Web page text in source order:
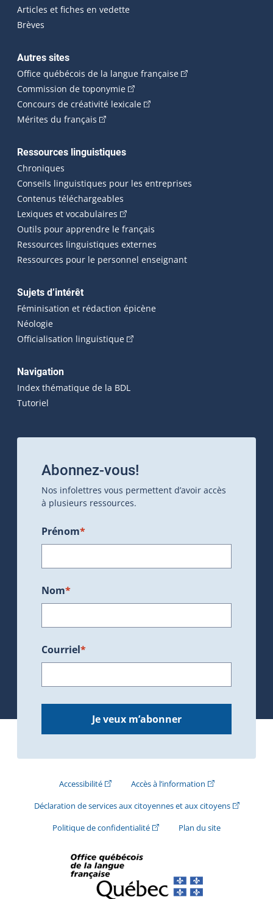
Articles et fiches en vedette
Brèves
Autres sites
Office québécois de la langue française(Cet hyperlien
Commission de toponymie(Cet hyperlien externe s'ouvrira
Concours de créativité lexicale(Cet hyperlien externe
Mérites du français (Cet hyperlien externe s'ouvrira dans une
Ressources linguistiques
Chroniques
Conseils linguistiques pour les entreprises
Contenus téléchargeables
Lexiques et vocabulaires (Cet hyperlien externe s'ouvrira
Outils pour apprendre le français
Ressources linguistiques externes
Ressources pour le personnel enseignant
Sujets d’intérêt
Féminisation et rédaction épicène
Néologie
Officialisation linguistique(Cet hyperlien externe s'ouvrira
Navigation
Index thématique de la BDL
Tutoriel
Abonnez-vous!
Nos infolettres vous permettent d’avoir accès
à plusieurs ressources.
Prénom*
Nom*
Courriel*
Je veux m’abonner
Accessibilité(Cet hyperlien externe s'ouvrira dans une
Accès à l’information(Cet hyperlien
Déclaration de services aux citoyennes et aux citoyens(Cet
Politique de confidentialité(Cet hyperlien externe s'ouvrira
Plan du site